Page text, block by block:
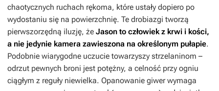
chaotycznych ruchach rękoma, które ustały dopiero po
wydostaniu się na powierzchnię. Te drobiazgi tworzą
pierwszorzędną iluzję, że Jason to człowiek z krwi i kości,
a nie jedynie kamera zawieszona na określonym pułapie.
Podobnie wiarygodne uczucie towarzyszy strzelaninom –
odrzut pewnych broni jest potężny, a celność przy ogniu
ciągłym z reguły niewielka. Opanowanie giwer wymaga